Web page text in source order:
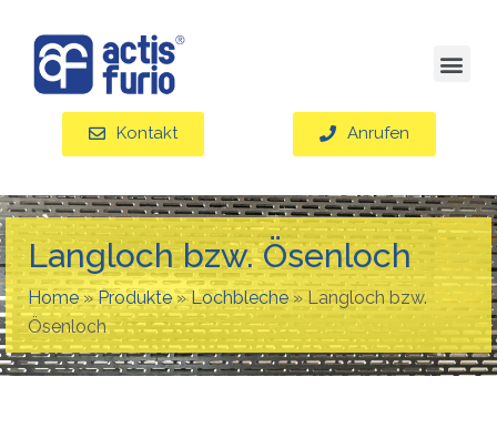
Kontakt Anrufen
Langloch bzw. Ösenloch
Home»Produkte»Lochbleche»Langloch bzw.
Ösenloch